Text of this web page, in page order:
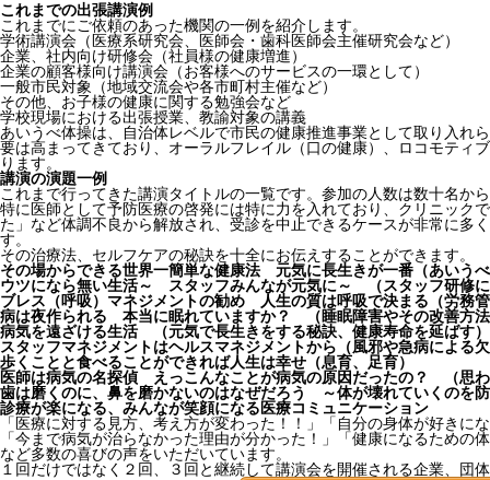
これまでの出張講演例
これまでにご依頼のあった機関の一例を紹介します。
学術講演会（医療系研究会、医師会・歯科医師会主催研究会など）
企業、社内向け研修会（社員様の健康増進）
企業の顧客様向け講演会（お客様へのサービスの一環として）
一般市民対象（地域交流会や各市町村主催など）
その他、お子様の健康に関する勉強会など
学校現場における出張授業、教諭対象の講義
あいうべ体操は、自治体レベルで市民の健康推進事業として取り入れ
要は高まってきており、オーラルフレイル（口の健康）、ロコモティ
ります。
講演の演題一例
これまで行ってきた講演タイトルの一覧です。参加の人数は数十名か
特に医師として予防医療の啓発には特に力を入れており、クリニック
た」など体調不良から解放され、受診を中止できるケースが非常に多
す。
その治療法、セルフケアの秘訣を十全にお伝えすることができます。
その場からできる世界一簡単な健康法 元気に長生きが一番（あいう
ウツになら無い生活～ スタッフみんなが元気に～ （スタッフ研修
ブレス（呼吸）マネジメントの勧め 人生の質は呼吸で決まる（労務
病は夜作られる 本当に眠れていますか？ （睡眠障害やその改善方
病気を遠ざける生活 （元気で長生きをする秘訣、健康寿命を延ばす）
スタッフマネジメントはヘルスマネジメントから（風邪や急病による
歩くことと食べることができれば人生は幸せ（息育、足育）
医師は病気の名探偵 えっこんなことが病気の原因だったの？ （思
歯は磨くのに、鼻を磨かないのはなぜだろう ～体が壊れていくのを
診療が楽になる、みんなが笑顔になる医療コミュニケーション
「医療に対する見方、考え方が変わった！！」「自分の身体が好きに
「今まで病気が治らなかった理由が分かった！」「健康になるための
など多数の喜びの声をいただいています。
１回だけではなく２回、３回と継続して講演会を開催される企業、団